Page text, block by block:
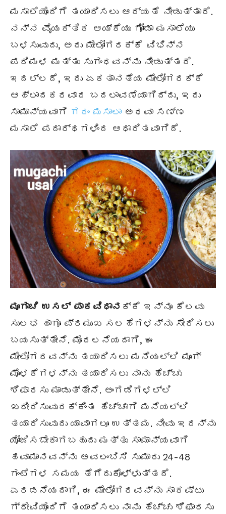
ಮಸಾಲೆಯೊಂದಿಗೆ ತಯಾರಿಸಲು ಆದ್ಯತೆ ನೀಡುತ್ತಾರೆ.
ನನ್ನ ವೈಯಕ್ತಿಕ ಆಯ್ಕೆಯು ಗೋಡಾ ಮಸಾಲೆಯು
ಬಳಸುವುದು, ಅದು ಮೇಲೋಗರಕ್ಕೆ ವಿಭಿನ್ನ
ಪರಿಮಳ ಮತ್ತು ಸುಗಂಧವನ್ನು ನೀಡುತ್ತದೆ.
ಇದಲ್ಲದೆ, ಇದು ಏಕತಾನತೆಯ ಮೇಲೋಗರಕ್ಕೆ
ಆಹ್ಲಾದಕರವಾದ ಬದಲಾವಣೆಯಾಗಿದ್ದು, ಇದು
ಸಾಮಾನ್ಯವಾಗಿ ಗರಂ ಮಸಾಲಾ ಅಥವಾ ಸಣ್ಣ
ಮಸಾಲೆ ಪದಾರ್ಥಗಳಿಂದ ಆಧಾರಿತವಾಗಿದೆ.
ಮೂಗಾಚಿ ಉಸಲ್ ಪಾಕವಿಧಾನ ಕ್ಕೆ ಇನ್ನೂ ಕೆಲವು
ಸುಲಭ ಹಾಗೂ ಪ್ರಮುಖ ಸಲಹೆಗಳನ್ನು ಸೇರಿಸಲು
ಬಯಸುತ್ತೇನೆ. ಮೊದಲನೆಯದಾಗಿ, ಈ
ಮೇಲೋಗರವನ್ನು ತಯಾರಿಸಲು ಮನೆಯಲ್ಲಿ ಮೂಂಗ್
ಮೊಳಕೆಗಳನ್ನು ತಯಾರಿಸಲು ನಾನು ಹೆಚ್ಚು
ಶಿಫಾರಸು ಮಾಡುತ್ತೇನೆ. ಅಂಗಡಿಗಳಲ್ಲಿ
ಖರೀದಿಸುವುದಕ್ಕಿಂತ ಹೆಚ್ಚಾಗಿ ಮನೆಯಲ್ಲಿ
ತಯಾರಿಸುವುದು ಯಾವಾಗಲೂ ಉತ್ತಮ. ನೀವು ಇದನ್ನು
ಯೋಜಿಸಬೇಕಾಗಬಹುದು ಮತ್ತು ಸಾಮಾನ್ಯವಾಗಿ
ಹವಾಮಾನವನ್ನು ಅವಲಂಬಿಸಿ ಸುಮಾರು 24-48
ಗಂಟೆಗಳ ಸಮಯ ತೆಗೆದುಕೊಳ್ಳುತ್ತದೆ.
ಎರಡನೆಯದಾಗಿ, ಈ ಮೇಲೋಗರವನ್ನು ಸಾಕಷ್ಟು
ಗ್ರೇವಿಯೊಂದಿಗೆ ತಯಾರಿಸಲು ನಾನು ಹೆಚ್ಚು ಶಿಫಾರಸು